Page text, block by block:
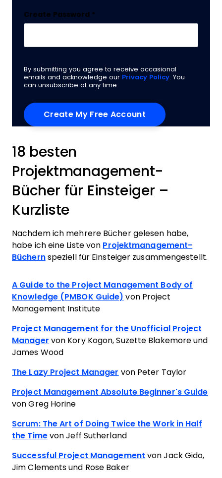
Create Password *
By submitting you agree to receive occasional
emails and acknowledge our Privacy Policy. You
can unsubscribe at any time.
18 besten
Projektmanagement-
Bücher für Einsteiger –
Kurzliste
Nachdem ich mehrere Bücher gelesen habe,
habe ich eine Liste von Projektmanagement-
Büchernspeziell für Einsteiger zusammengestellt.
A Guide to the Project Management Body of
Knowledge (PMBOK Guide) von Project
Management Institute
Project Management for the Unofficial Project
Manager von Kory Kogon, Suzette Blakemore und
James Wood
The Lazy Project Manager von Peter Taylor
Project Management Absolute Beginner's Guide
von Greg Horine
Scrum: The Art of Doing Twice the Work in Half
the Timevon Jeff Sutherland
Successful Project Management von Jack Gido,
Jim Clements und Rose Baker